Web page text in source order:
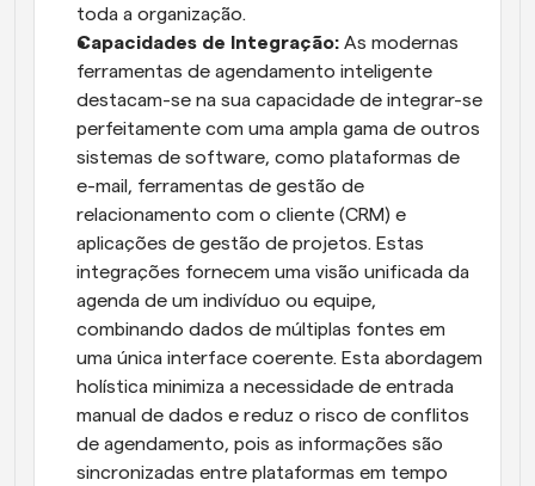
toda a organização.
Capacidades de Integração: As modernas
ferramentas de agendamento inteligente
destacam-se na sua capacidade de integrar-se
perfeitamente com uma ampla gama de outros
sistemas de software, como plataformas de
e-mail, ferramentas de gestão de
relacionamento com o cliente (CRM) e
aplicações de gestão de projetos. Estas
integrações fornecem uma visão unificada da
agenda de um indivíduo ou equipe,
combinando dados de múltiplas fontes em
uma única interface coerente. Esta abordagem
holística minimiza a necessidade de entrada
manual de dados e reduz o risco de conflitos
de agendamento, pois as informações são
sincronizadas entre plataformas em tempo